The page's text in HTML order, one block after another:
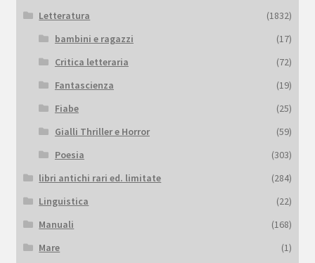
Letteratura
(1832)
bambini e ragazzi
(17)
Critica letteraria
(72)
Fantascienza
(19)
Fiabe
(25)
Gialli Thriller e Horror
(59)
Poesia
(303)
libri antichi rari ed. limitate
(284)
Linguistica
(22)
Manuali
(168)
Mare
(1)